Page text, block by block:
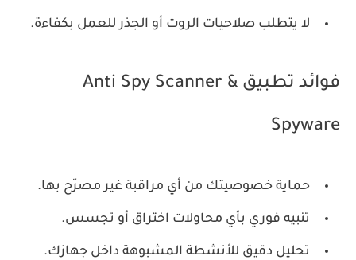
لا يتطلب صلاحيات الروت أو الجذر للعمل بكفاءة.
فوائد تطبيق Anti Spy Scanner &
Spyware
حماية خصوصيتك من أي مراقبة غير مصرّح بها.
تنبيه فوري بأي محاولات اختراق أو تجسس.
تحليل دقيق للأنشطة المشبوهة داخل جهازك.